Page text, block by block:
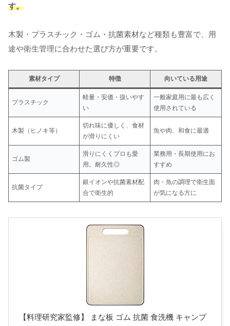
す。
木製・プラスチック・ゴム・抗菌素材など種類も豊富で、用
途や衛生管理に合わせた選び方が重要です。
素材タイプ 特徴 向いている用途
プラスチック
軽量・安価・扱いやす
い
一般家庭用に最も広く
使用されている
木製（ヒノキ等）
切れ味に優しく、食材
が滑りにくい
魚や肉、和食に最適
ゴム製
滑りにくくプロも愛
用。耐久性◎
業務用・長期使用にお
すすめ
抗菌タイプ
銀イオンや抗菌素材配
合で衛生的
肉・魚の調理で衛生面
が気になる方に
【料理研究家監修】 まな板 ゴム 抗菌 食洗機 キャンプ